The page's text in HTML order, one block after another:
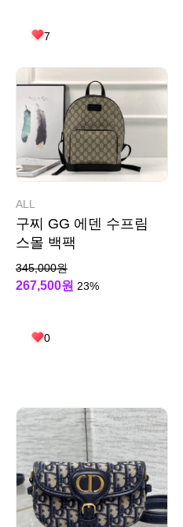
7
ALL
구찌 GG 에덴 수프림
스몰 백팩
345,000원
267,500원 23%
0